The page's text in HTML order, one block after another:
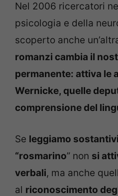
Nel 2006 ricercatori
psicologia e della
scoperto anche
romanzi cambia il
permanente: attiva le
Wernicke, quelle
comprensione del
Se leggiamo
“rosmarino” non si
verbali, ma anche
al riconoscimento